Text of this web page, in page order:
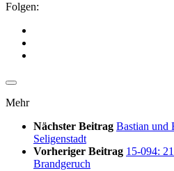
Folgen:
Mehr
Nächster Beitrag Bastian und
Seligenstadt
Vorheriger Beitrag 15-094:
Brandgeruch